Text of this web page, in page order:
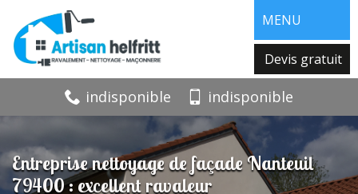
MENU
Devis gratuit
indisponible indisponible
Entreprise nettoyage de façade Nanteuil
79400 : excellent ravaleur